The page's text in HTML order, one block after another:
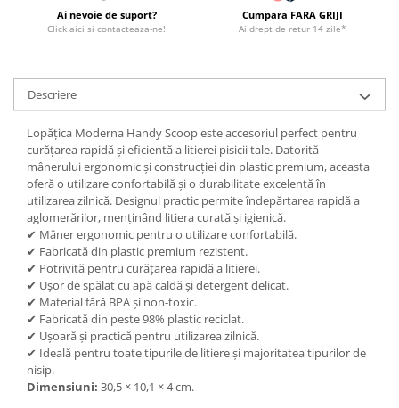
Ai nevoie de suport?
Click aici si contacteaza-ne!
Cumpara FARA GRIJI
Ai drept de retur 14 zile*
Descriere
Lopățica Moderna Handy Scoop este accesoriul perfect pentru
curățarea rapidă și eficientă a litierei pisicii tale. Datorită
mânerului ergonomic și construcției din plastic premium, aceasta
oferă o utilizare confortabilă și o durabilitate excelentă în
utilizarea zilnică. Designul practic permite îndepărtarea rapidă a
aglomerărilor, menținând litiera curată și igienică.
✔ Mâner ergonomic pentru o utilizare confortabilă.
✔ Fabricată din plastic premium rezistent.
✔ Potrivită pentru curățarea rapidă a litierei.
✔ Ușor de spălat cu apă caldă și detergent delicat.
✔ Material fără BPA și non-toxic.
✔ Fabricată din peste 98% plastic reciclat.
✔ Ușoară și practică pentru utilizarea zilnică.
✔ Ideală pentru toate tipurile de litiere și majoritatea tipurilor de
nisip.
Dimensiuni: 30,5 × 10,1 × 4 cm.